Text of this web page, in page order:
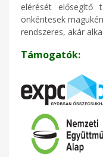
elérését elősegítő
önkéntesek
rendszeres, akár
Támogatók: